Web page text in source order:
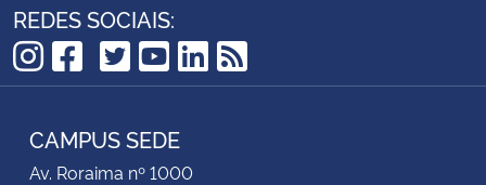
REDES SOCIAIS:
Instagram
Facebook
TikTok
Twitter
YouTube
LinkedIn
RSS
CAMPUS SEDE
Av. Roraima nº 1000